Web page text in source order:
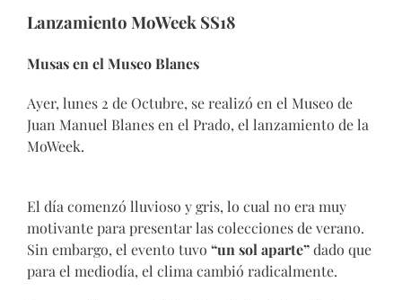
Lanzamiento MoWeek SS18
Musas en el Museo Blanes
Ayer, lunes 2 de Octubre, se realizó en el Museo de
Juan Manuel Blanes en el Prado, el lanzamiento de la
MoWeek.
El día comenzó lluvioso y gris, lo cual no era muy
motivante para presentar las colecciones de verano.
Sin embargo, el evento tuvo “un sol aparte”dado que
para el mediodía, el clima cambió radicalmente.